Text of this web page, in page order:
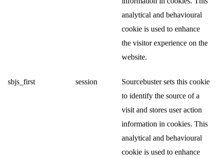
analytical and behavioural
cookie is used to enhance
the visitor experience on the
website.
sbjs_first session
Sourcebuster sets this cookie
to identify the source of a
visit and stores user action
information in cookies. This
analytical and behavioural
cookie is used to enhance